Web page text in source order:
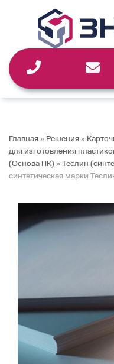
содержимому
Главная » Решения »
для изготовления
(Основа ПК) » Теслин
синтетическая марки